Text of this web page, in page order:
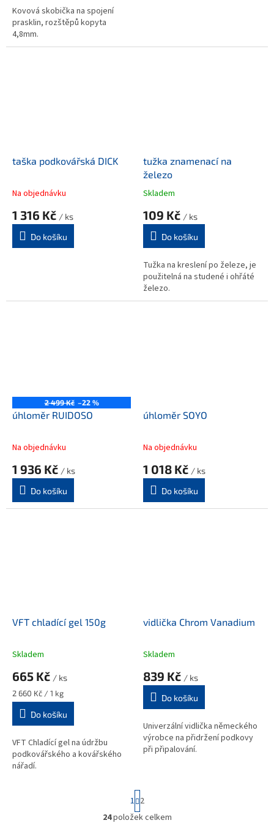
Kovová skobička na spojení
prasklin, rozštěpů kopyta
4,8mm.
taška podkovářská DICK
Na objednávku
1 316 Kč / ks
Do košíku
tužka znamenací na
železo
Skladem
109 Kč / ks
Do košíku
Tužka na kreslení po železe, je
použitelná na studené i ohřáté
železo.
2 499 Kč –22 %
úhloměr RUIDOSO
Na objednávku
1 936 Kč / ks
Do košíku
úhloměr SOYO
Na objednávku
1 018 Kč / ks
Do košíku
VFT chladící gel 150g
Skladem
665 Kč / ks
Měrná
cena:
2 660 Kč / 1 kg
Do košíku
VFT Chladící gel na údržbu
podkovářského a kovářského
nářadí.
vidlička Chrom Vanadium
Skladem
839 Kč / ks
Do košíku
Univerzální vidlička německého
výrobce na přidržení podkovy
při připalování.
t
r
1 2
24položek celkem